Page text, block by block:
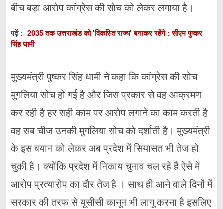
बीच बड़ा आरोप कांग्रेस की सोच को लेकर लगाया है।
पढ़ें :- 2035 तक उत्तराखंड को 'विकसित राज्य' बनाकर रहेंगे : सीएम पुष्कर
सिंह धामी
मुख्यमंत्री पुष्कर सिंह धामी ने कहा कि कांग्रेस की सोच
मुगलिया सोच हो गई है और जिस प्रकार से वह आक्रमण
कर रही है हर सही काम पर आरोप लगाने का काम करती है
वह सब चीज उनकी मुगलिया सोच को दर्शाती है। मुख्यमंत्री
के इस बयान को लेकर अब प्रदेश में सियासत भी तेज हो
चुकी है। क्योंकि प्रदेश में निकाय चुनाव चल रहे हैं ऐसे में
आरोप प्रत्यारोप का दौर तेज है । साथ ही आने वाले दिनों में
सरकार की तरफ से यूसीसी कानून भी लागू करना है इसलिए